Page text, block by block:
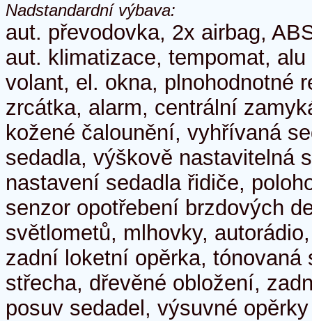
Nadstandardní výbava:
aut. převodovka, 2x airbag,
aut. klimatizace, tempomat,
volant, el. okna, plnohodnotné
zrcátka, alarm, centrální
kožené čalounění, vyhřívaná
sedadla, výškově nastavitelná
nastavení sedadla řidiče,
senzor opotřebení brzdových
světlometů, mlhovky,
zadní loketní opěrka, tónovaná
střecha, dřevěné obložení,
posuv sedadel, výsuvné